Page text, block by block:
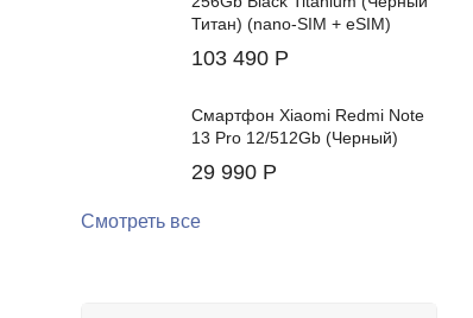
Титан) (nano-SIM + eSIM)
103 490 Р
Смартфон Xiaomi Redmi Note
13 Pro 12/512Gb (Черный)
29 990 Р
Смотреть все